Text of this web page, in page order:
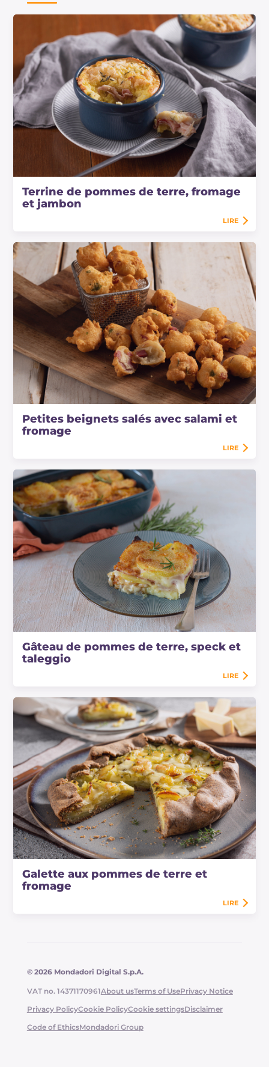
Terrine de pommes de terre, fromage
et jambon
LIRE
Petites beignets salés avec salami et
fromage
LIRE
Gâteau de pommes de terre, speck et
taleggio
LIRE
Galette aux pommes de terre et
fromage
LIRE
© 2026 Mondadori Digital S.p.A.
VAT no. 14371170961About usTerms of UsePrivacy Notice
Privacy PolicyCookie PolicyCookie settingsDisclaimer
Code of EthicsMondadori Group